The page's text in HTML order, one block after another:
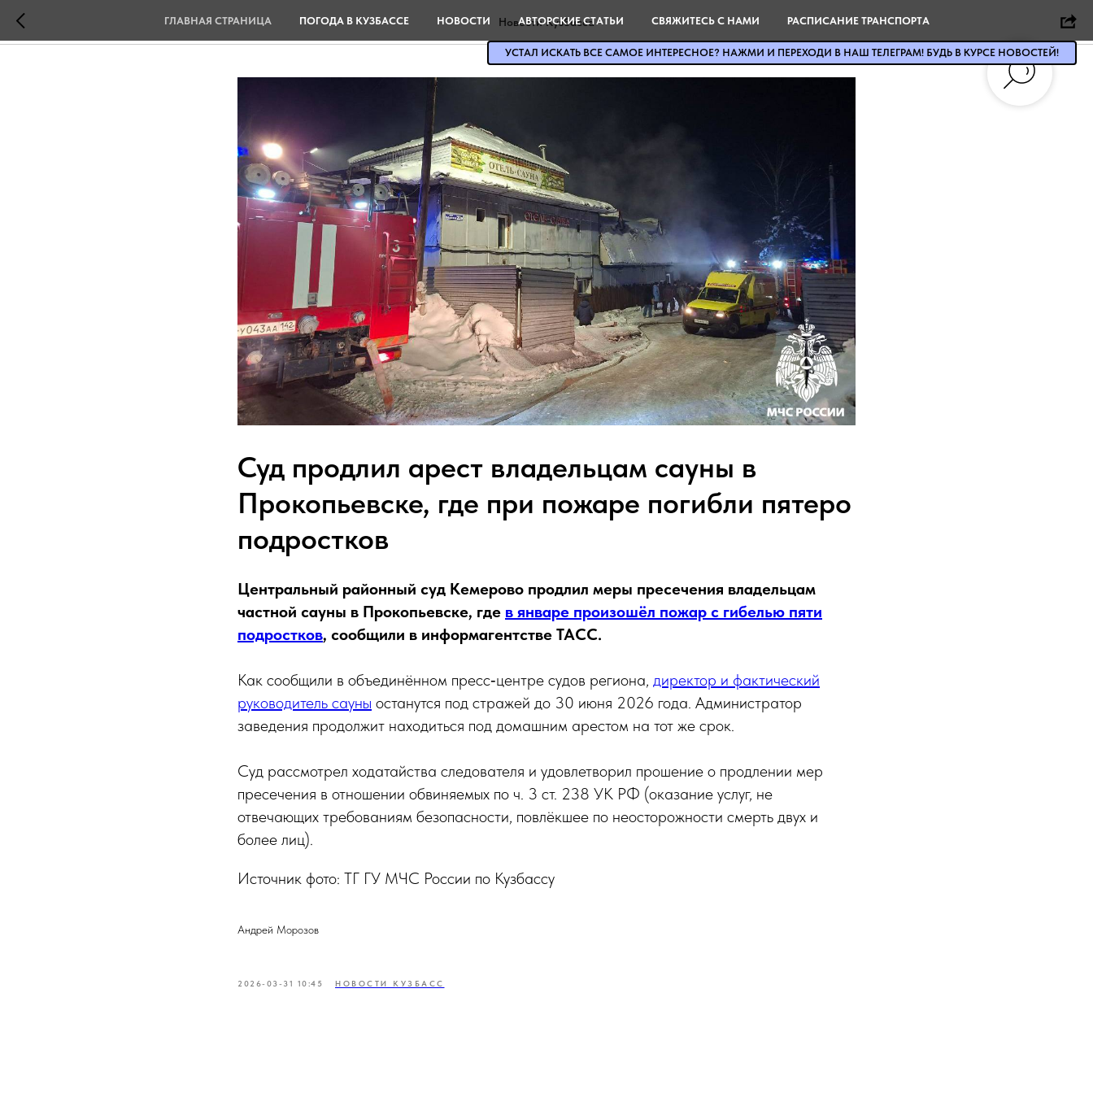
Новости Кузбасса
Суд продлил арест владельцам сауны в
Прокопьевске, где при пожаре погибли пятеро
подростков
Центральный районный суд Кемерово продлил меры пресечения владельцам
частной сауны в Прокопьевске, где в январе произошёл пожар с гибелью пяти
подростков, сообщили в информагентстве ТАСС.
Как сообщили в объединённом пресс‑центре судов региона, директор и фактический
руководитель сауны останутся под стражей до 30 июня 2026 года. Администратор
заведения продолжит находиться под домашним арестом на тот же срок.
Суд рассмотрел ходатайства следователя и удовлетворил прошение о продлении мер
пресечения в отношении обвиняемых по ч. 3 ст. 238 УК РФ (оказание услуг, не
отвечающих требованиям безопасности, повлёкшее по неосторожности смерть двух и
более лиц).
Источник фото: ТГ ГУ МЧС России по Кузбассу
Андрей Морозов
2026-03-31 10:45 НОВОСТИ КУЗБАСС
ГЛАВНАЯ СТРАНИЦА ПОГОДА В КУЗБАССЕ НОВОСТИ АВТОРСКИЕ СТАТЬИ СВЯЖИТЕСЬ С НАМИ РАСПИСАНИЕ ТРАНСПОРТА
УСТАЛ ИСКАТЬ ВСЕ САМОЕ ИНТЕРЕСНОЕ? НАЖМИ И ПЕРЕХОДИ В НАШ ТЕЛЕГРАМ! БУДЬ В КУРСЕ НОВОСТЕЙ!